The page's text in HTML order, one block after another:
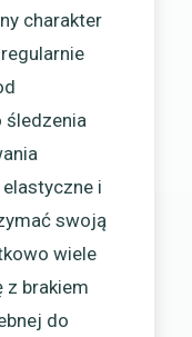
charakter
śledzenia
i
swoją
wiele
z brakiem
do